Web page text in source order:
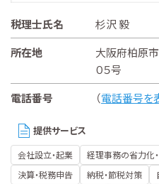
税理士氏名
杉沢 毅
所在地
大阪府柏原
０５号
電話番号
（電話番号を
提供サービス
会社設立・起業 経理事務の省力化
決算・税務申告
納税・節税対策